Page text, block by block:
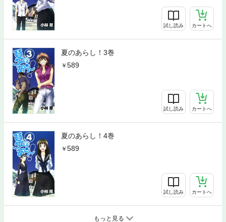
試し読み カートへ
夏のあらし！3巻
589
試し読み カートへ
夏のあらし！4巻
589
試し読み カートへ
もっと見る